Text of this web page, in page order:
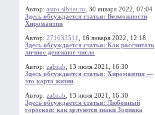
Автор: astro.sibnet.ru , 30 января 2022, 07:04
Здесь обсуждается статья: Возможности
Хиромантии
Автор: 271033511
, 16 января 2022, 12:18
Здесь обсуждается статья: Как рассчитать
личное денежное число
Автор: zabzab , 13 июля 2021, 16:30
Здесь обсуждается статья: Хиромантия —
это карта жизни
Автор: zabzab , 13 июля 2021, 16:30
Здесь обсуждается статья: Любовный
гороскоп: как целуются знаки Зодиака